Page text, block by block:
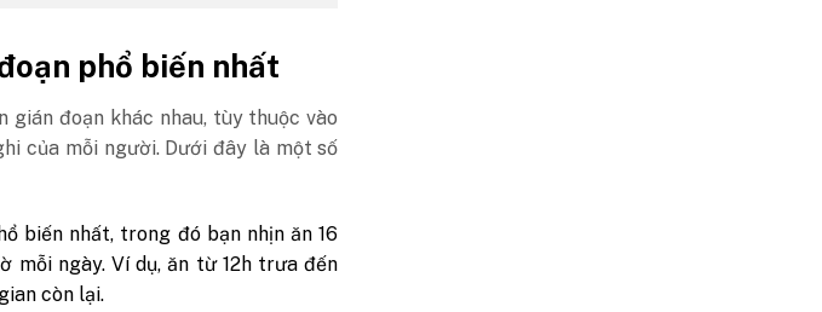
phổ biến nhất
gián đoạn khác nhau, tùy thuộc vào
của mỗi người. Dưới đây là một số
biến nhất, trong đó bạn nhịn ăn 16
mỗi ngày. Ví dụ, ăn từ 12h trưa đến
còn lại.